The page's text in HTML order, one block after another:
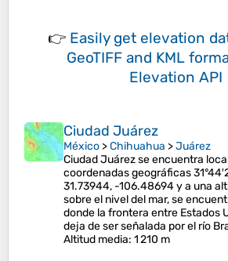
👉 Easily get elevation
GeoTIFF and KML
Elevation API
Ciudad Juárez
México >Chihuahua >Juárez
Ciudad Juárez se encuentra
coordenadas geográficas
31.73944, -106.48694 y a una
sobre el nivel del mar, se
donde la frontera entre Estados
deja de ser señalada por el río
Altitud media: 1 210 m